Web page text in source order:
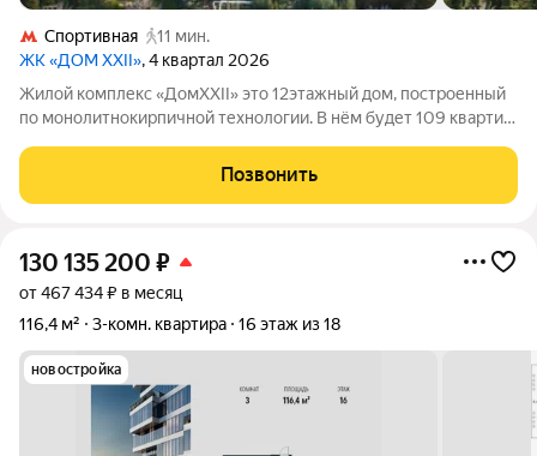
Спортивная
11 мин.
ЖК «ДОМ XXII», 4 квартал 2026
Жилой комплекс «ДомXXII» это 12этажный дом, построенный
по монолитнокирпичной технологии. В нём будет 109 квартир
террасами и пентхаусами. Потолки в квартирах достаточно
Позвонить
130 135 200 ₽
от 467 434 ₽ в месяц
116,4 м²
3-комн. квартира 16 этаж из 18
новостройка